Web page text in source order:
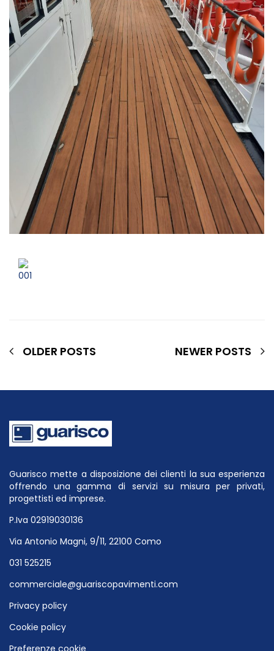
OLDER POSTS NEWER POSTS
Guarisco mette a disposizione dei clienti la sua esperienza
offrendo una gamma di servizi su misura per privati,
progettisti ed imprese.
P.Iva 02919030136
Via Antonio Magni, 9/11, 22100 Como
031 525215
commerciale@guariscopavimenti.com
Privacy policy
Cookie policy
Preferenze cookie